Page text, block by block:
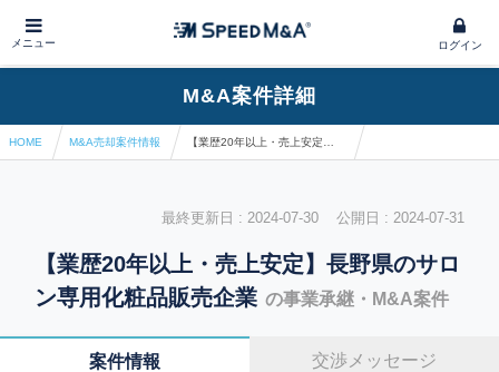
メニュー ログイン
M&A案件詳細
HOME M&A売却案件情報
最終更新日 : 2024-07-30 公開日 : 2024-07-31
【業歴20年以上・売上安定】長野県のサロ
ン専用化粧品販売企業 の事業承継・M&A案件
案件情報 交渉メッセージ